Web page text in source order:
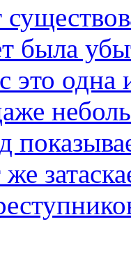
была
это